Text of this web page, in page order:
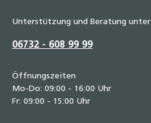
Hochleistungsspeicher mit
Wärmetauscher - 500 Liter
Unterstützung und Beratung unter:
06732 - 608 99 99
Öffnungszeiten
Mo-Do: 09:00 - 16:00 Uhr
Fr: 09:00 - 15:00 Uhr